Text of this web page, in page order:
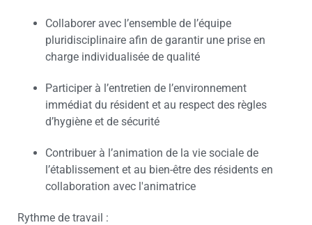
Collaborer avec l’ensemble de l’équipe
pluridisciplinaire afin de garantir une prise en
charge individualisée de qualité
Participer à l’entretien de l’environnement
immédiat du résident et au respect des règles
d’hygiène et de sécurité
Contribuer à l’animation de la vie sociale de
l’établissement et au bien-être des résidents en
collaboration avec l'animatrice
Rythme de travail :